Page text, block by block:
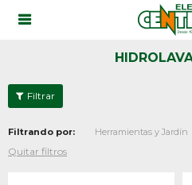

Filtrando por: Herramientas y Jardín
Quitar filtros